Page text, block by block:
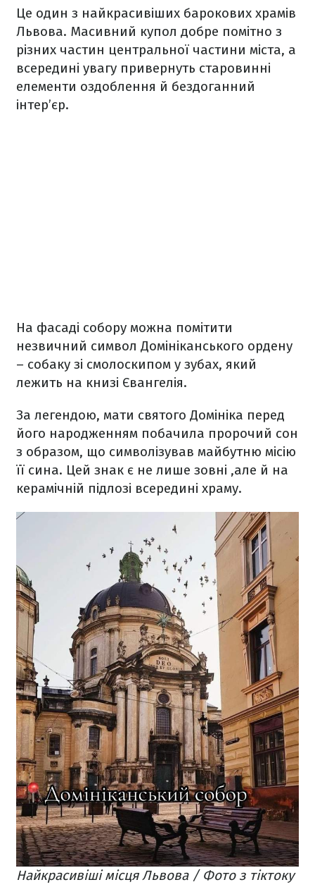
Це один з найкрасивіших барокових храмів
Львова. Масивний купол добре помітно з
різних частин центральної частини міста, а
всередині увагу привернуть старовинні
елементи оздоблення й бездоганний
інтер’єр.
На фасаді собору можна помітити
незвичний символ Домініканського ордену
– собаку зі смолоскипом у зубах, який
лежить на книзі Євангелія.
За легендою, мати святого Домініка перед
його народженням побачила пророчий сон
з образом, що символізував майбутню місію
її сина. Цей знак є не лише зовні ,але й на
керамічній підлозі всередині храму.
Найкрасивіші місця Львова / Фото з тіктоку